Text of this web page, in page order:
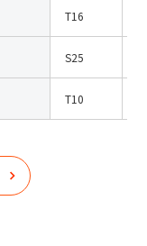
T16
S25
T10